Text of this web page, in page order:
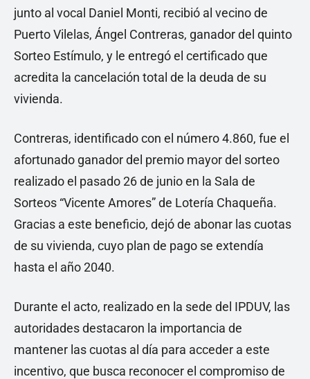
junto al vocal Daniel Monti, recibió al vecino de
Puerto Vilelas, Ángel Contreras, ganador del quinto
Sorteo Estímulo, y le entregó el certificado que
acredita la cancelación total de la deuda de su
vivienda.
Contreras, identificado con el número 4.860, fue el
afortunado ganador del premio mayor del sorteo
realizado el pasado 26 de junio en la Sala de
Sorteos “Vicente Amores” de Lotería Chaqueña.
Gracias a este beneficio, dejó de abonar las cuotas
de su vivienda, cuyo plan de pago se extendía
hasta el año 2040.
Durante el acto, realizado en la sede del IPDUV, las
autoridades destacaron la importancia de
mantener las cuotas al día para acceder a este
incentivo, que busca reconocer el compromiso de